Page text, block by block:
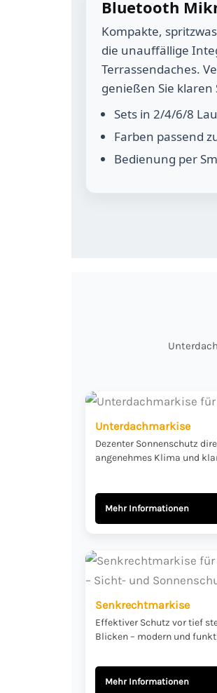
Bluetooth
Kompakte,
die unauffällige
Terrassendaches.
genießen Sie
Sets in 2/4/6/8
Farben passend
Bedienung per
Unterdachmarkise
Dezenter Sonnenschutz
angenehmes Klima und
Mehr Informationen
Senkrechtmarkise
Effektiver Schutz vor tief
Blicken – modern und
Mehr Informationen